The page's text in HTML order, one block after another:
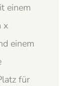
einem
x
einem
für